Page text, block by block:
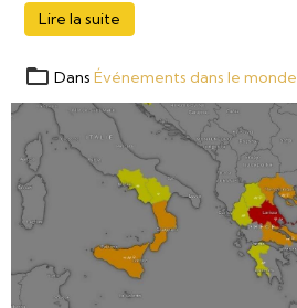
Lire la suite
Dans Événements dans le monde